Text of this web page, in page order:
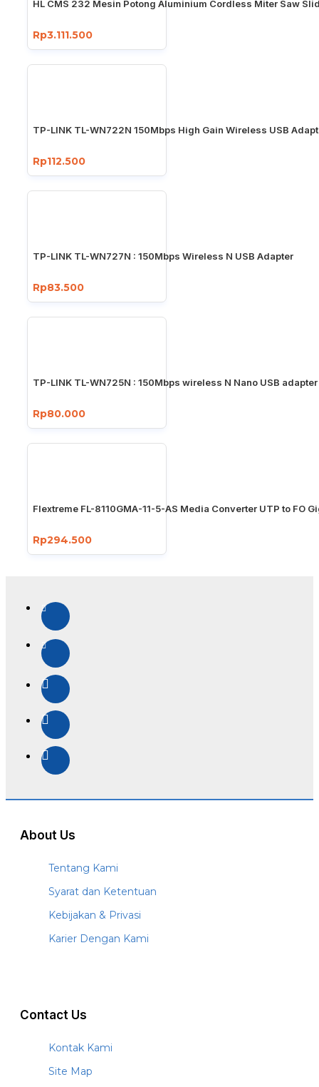
HL CMS 232 Mesin Potong Aluminium Cordless Miter Saw
Rp3.111.500
TP-LINK TL-WN722N 150Mbps High Gain Wireless USB
Rp112.500
TP-LINK TL-WN727N : 150Mbps Wireless N USB Adapter
Rp83.500
TP-LINK TL-WN725N : 150Mbps wireless N Nano USB adapter
Rp80.000
Flextreme FL-8110GMA-11-5-AS Media Converter UTP to FO
Rp294.500
About Us
Tentang Kami
Syarat dan Ketentuan
Kebijakan & Privasi
Karier Dengan Kami
Contact Us
Kontak Kami
Site Map